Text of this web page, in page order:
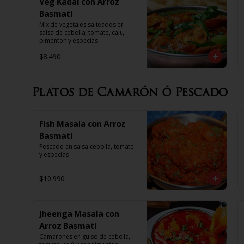
Basmati
Mix de vegetales salteados en
salsa de cebolla, tomate, caju,
pimenton y especias
$8.490
Platos de Camarón ó Pescado
Fish Masala con Arroz
Basmati
Pescado en salsa cebolla, tomate
y especias
$10.990
Jheenga Masala con
Arroz Basmati
Camarones en guiso de cebolla,